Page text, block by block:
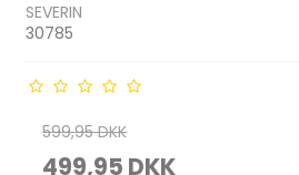
SEVERIN
30785
599,95 DKK
499,95 DKK